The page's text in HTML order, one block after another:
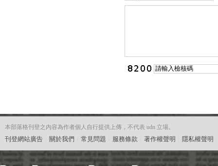
本部落格刊登之內容為作者個人自行提供上傳，不代表 udn 立場。
刊登網站廣告 關於我們 常見問題 服務條款 著作權聲明 隱私權聲明